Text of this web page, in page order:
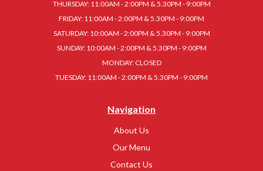
THURSDAY: 11:00AM - 2:00PM & 5.30PM - 9:00PM
FRIDAY: 11:00AM - 2:00PM & 5.30PM - 9:00PM
SATURDAY: 10:00AM - 2:00PM & 5.30PM - 9:00PM
SUNDAY: 10:00AM - 2:00PM & 5.30PM - 9:00PM
MONDAY: CLOSED
TUESDAY: 11:00AM - 2:00PM & 5.30PM - 9:00PM
Navigation
About Us
Our Menu
Contact Us